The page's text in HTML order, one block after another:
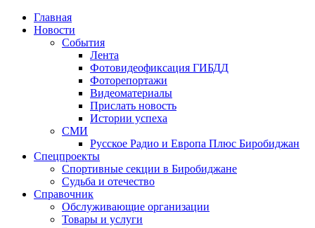
Главная
Новости
События
Лента
Фотовидеофиксация ГИБДД
Фоторепортажи
Видеоматериалы
Прислать новость
Истории успеха
СМИ
Русское Радио и Европа Плюс Биробиджан
Спецпроекты
Спортивные секции в Биробиджане
Судьба и отечество
Справочник
Обслуживающие организации
Товары и услуги